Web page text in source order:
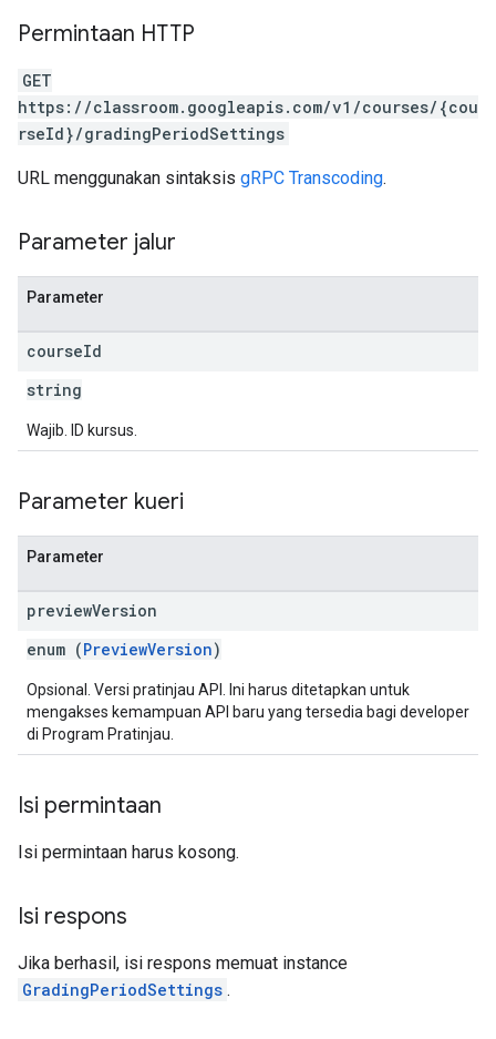
Permintaan HTTP
GET
https://classroom.googleapis.com/v1/courses/{cou
rseId}/gradingPeriodSettings
URL menggunakan sintaksis gRPC Transcoding.
Parameter jalur
Parameter
courseId
string
Wajib. ID kursus.
Parameter kueri
Parameter
previewVersion
enum (PreviewVersion)
Opsional. Versi pratinjau API. Ini harus ditetapkan untuk
mengakses kemampuan API baru yang tersedia bagi developer
di Program Pratinjau.
Isi permintaan
Isi permintaan harus kosong.
Isi respons
Jika berhasil, isi respons memuat instance
GradingPeriodSettings .